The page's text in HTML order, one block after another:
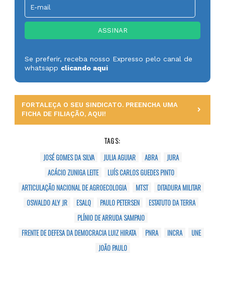
Se preferir, receba nosso Expresso pelo canal de
whatsapp clicando aqui
FORTALEÇA O SEU SINDICATO. PREENCHA UMA
FICHA DE FILIAÇÃO, AQUI!
TAGS:
JOSÉ GOMES DA SILVA
JULIA AGUIAR ABRA
JURA
ACÁCIO ZUNIGA LEITE
LUÍS CARLOS GUEDES PINTO
ARTICULAÇÃO NACIONAL DE AGROECOLOGIA
MTST
DITADURA MILITAR
OSWALDO ALY JR
ESALQ PAULO PETERSEN
ESTATUTO DA TERRA
PLÍNIO DE ARRUDA SAMPAIO
FRENTE DE DEFESA DA DEMOCRACIA LUIZ HIRATA
PNRA INCRA
UNE
JOÃO PAULO